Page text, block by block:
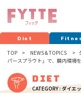
Diet
TOP NEWS & TOPICS
パースプラウト」で、腸内環境
Diet
CATEGORY : ダイエ